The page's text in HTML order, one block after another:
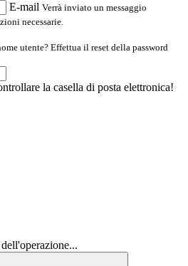
E-mail Verrà inviato un messaggio
necessarie.
utente? Effettua il reset della password
la casella di posta elettronica!